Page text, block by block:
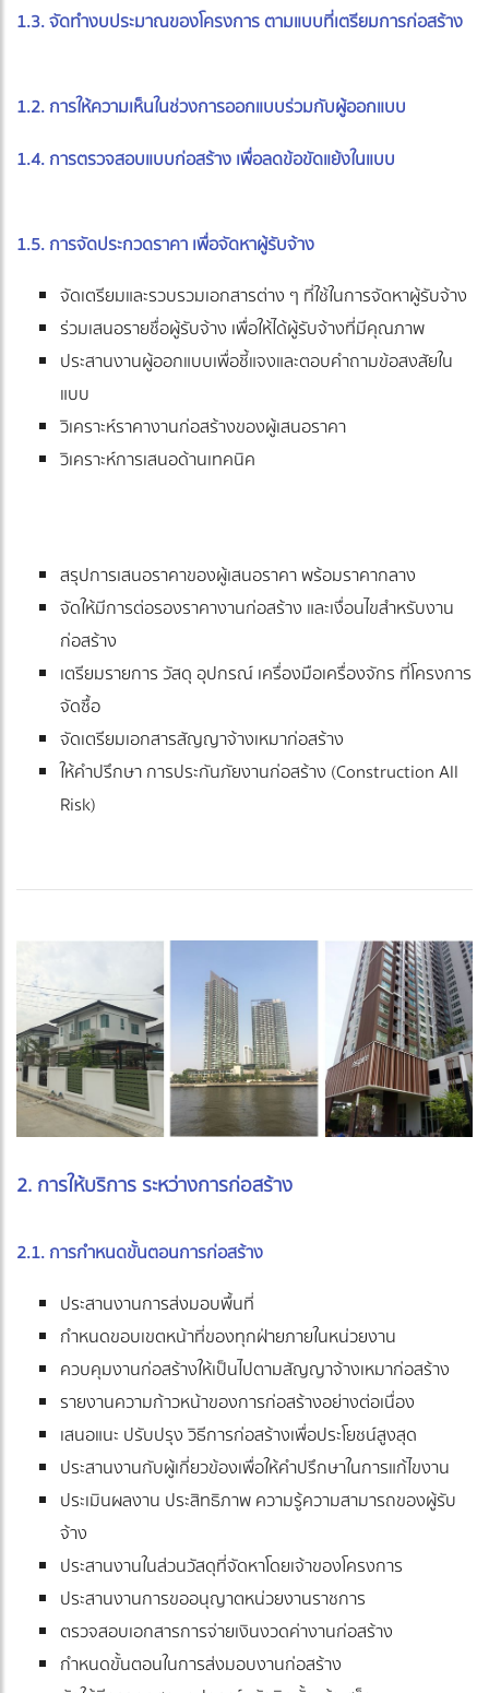
1.3. จัดทำงบประมาณของโครงการ ตามแบบที่เตรียมการก่อสร้าง
1.2. การให้ความเห็นในช่วงการออกแบบร่วมกับผู้ออกแบบ
1.4. การตรวจสอบแบบก่อสร้าง เพื่อลดข้อขัดแย้งในแบบ
1.5. การจัดประกวดราคา เพื่อจัดหาผู้รับจ้าง
จัดเตรียมและรวบรวมเอกสารต่าง ๆ ที่ใช้ในการจัดหาผู้รับจ้าง
ร่วมเสนอรายชื่อผู้รับจ้าง เพื่อให้ได้ผู้รับจ้างที่มีคุณภาพ
ประสานงานผู้ออกแบบเพื่อชี้แจงและตอบคำถามข้อสงสัยใน
แบบ
วิเคราะห์ราคางานก่อสร้างของผู้เสนอราคา
วิเคราะห์การเสนอด้านเทคนิค
สรุปการเสนอราคาของผู้เสนอราคา พร้อมราคากลาง
จัดให้มีการต่อรองราคางานก่อสร้าง และเงื่อนไขสำหรับงาน
ก่อสร้าง
เตรียมรายการ วัสดุ อุปกรณ์ เครื่องมือเครื่องจักร ที่โครงการ
จัดซื้อ
จัดเตรียมเอกสารสัญญาจ้างเหมาก่อสร้าง
ให้คำปรึกษา การประกันภัยงานก่อสร้าง (Construction All
Risk)
2. การให้บริการ ระหว่างการก่อสร้าง
2.1. การกำหนดขั้นตอนการก่อสร้าง
ประสานงานการส่งมอบพื้นที่
กำหนดขอบเขตหน้าที่ของทุกฝ่ายภายในหน่วยงาน
ควบคุมงานก่อสร้างให้เป็นไปตามสัญญาจ้างเหมาก่อสร้าง
รายงานความก้าวหน้าของการก่อสร้างอย่างต่อเนื่อง
เสนอแนะ ปรับปรุง วิธีการก่อสร้างเพื่อประโยชน์สูงสุด
ประสานงานกับผู้เกี่ยวข้องเพื่อให้คำปรึกษาในการแก้ไขงาน
ประเมินผลงาน ประสิทธิภาพ ความรู้ความสามารถของผู้รับ
จ้าง
ประสานงานในส่วนวัสดุที่จัดหาโดยเจ้าของโครงการ
ประสานงานการขออนุญาตหน่วยงานราชการ
ตรวจสอบเอกสารการจ่ายเงินงวดค่างานก่อสร้าง
กำหนดขั้นตอนในการส่งมอบงานก่อสร้าง